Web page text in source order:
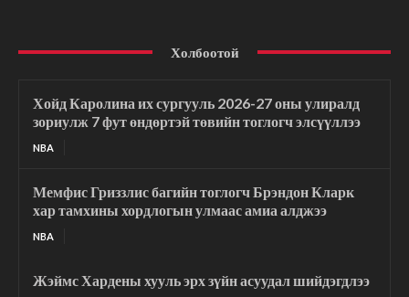
Холбоотой
Хойд Каролина их сургууль 2026-27 оны улиралд
зориулж 7 фут өндөртэй төвийн тоглогч элсүүллээ
NBA
Мемфис Гриззлис багийн тоглогч Брэндон Кларк
хар тамхины хордлогын улмаас амиа алджээ
NBA
Жэймс Хардены хууль эрх зүйн асуудал шийдэгдлээ